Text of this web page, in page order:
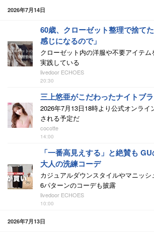
2026年7月14日
60歳、クローゼット整理で捨て
感じになるので」
クローゼット内の洋服や不要アイテ
実践している
livedoor ECHOES
20:30
三上悠亜がこだわったナイトブラ
2026年7月13日18時より公式オンライ
される予定だ
cocotte
14:00
「一番高見えする」と絶賛も
大人の洗練コーデ
カジュアルダウンスタイルやマニッ
6パターンのコーデも披露
livedoor ECHOES
10:00
2026年7月13日